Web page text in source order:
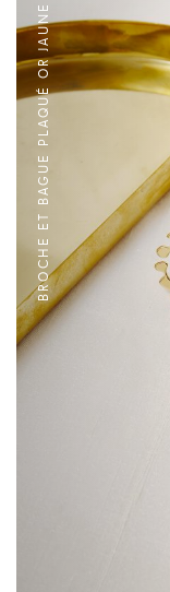
BROCHE ET BAGUE PLAQUÉ OR JAUNE